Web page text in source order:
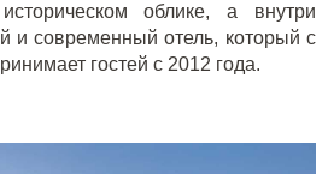
облике, а внутри
и современный отель, который с
гостей с 2012 года.